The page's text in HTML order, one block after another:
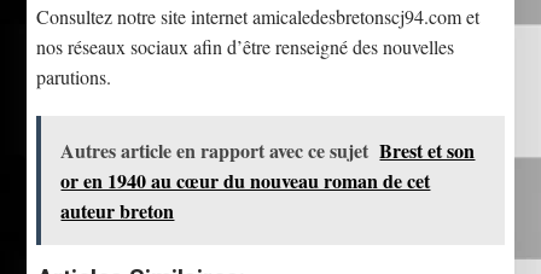
Consultez notre site internet amicaledesbretonscj94.com et
nos réseaux sociaux afin d’être renseigné des nouvelles
parutions.
Autres article en rapport avec ce sujet Brest et son
or en 1940 au cœur du nouveau roman de cet
auteur breton